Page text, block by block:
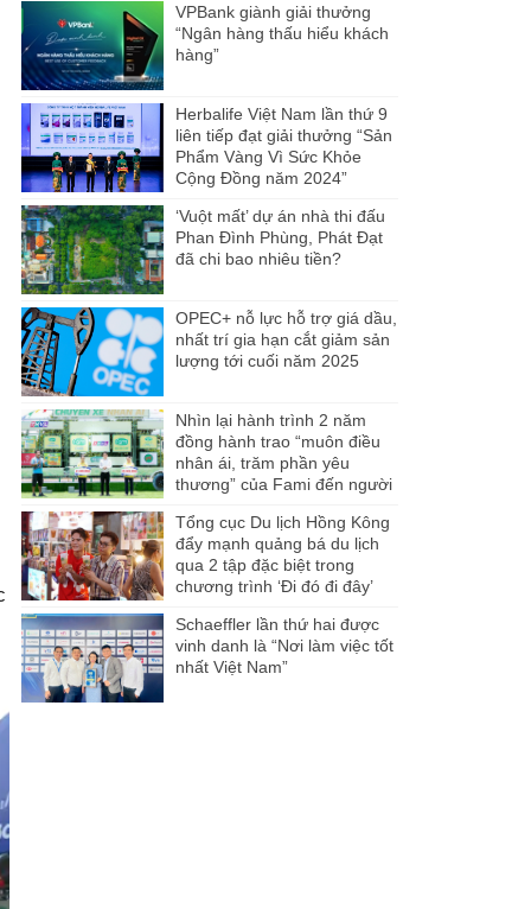
VPBank giành giải thưởng
“Ngân hàng thấu hiểu khách
hàng”
Herbalife Việt Nam lần thứ 9
liên tiếp đạt giải thưởng “Sản
Phẩm Vàng Vì Sức Khỏe
Cộng Đồng năm 2024”
‘Vuột mất’ dự án nhà thi đấu
Phan Đình Phùng, Phát Đạt
đã chi bao nhiêu tiền?
OPEC+ nỗ lực hỗ trợ giá dầu,
nhất trí gia hạn cắt giảm sản
lượng tới cuối năm 2025
Nhìn lại hành trình 2 năm
đồng hành trao “muôn điều
nhân ái, trăm phần yêu
thương” của Fami đến người
Tổng cục Du lịch Hồng Kông
đẩy mạnh quảng bá du lịch
qua 2 tập đặc biệt trong
chương trình ‘Đi đó đi đây’
Schaeffler lần thứ hai được
vinh danh là “Nơi làm việc tốt
nhất Việt Nam”